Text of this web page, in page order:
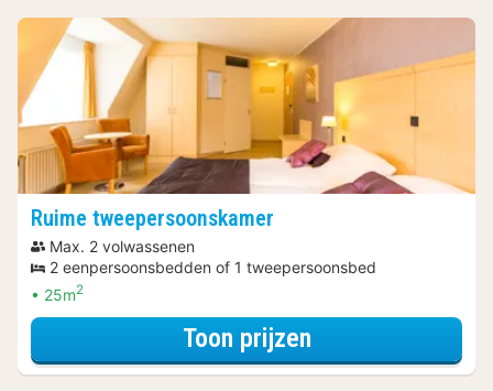
Ruime tweepersoonskamer
Max. 2 volwassenen
2 eenpersoonsbedden of 1 tweepersoonsbed
25m2
Toon prijzenvoor Ruime